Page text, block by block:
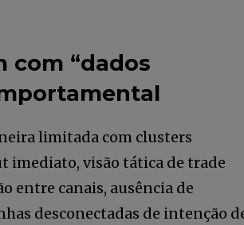
com “dados
limitada com clusters
imediato, visão tática de trade
entre canais, ausência de
desconectadas de intenção